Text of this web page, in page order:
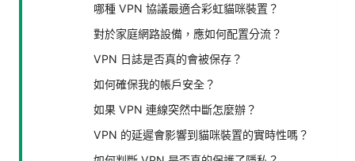
哪種 VPN 協議最適合彩虹貓咪裝置？
對於家庭網路設備，應如何配置分流？
VPN 日誌是否真的會被保存？
如何確保我的帳戶安全？
如果 VPN 連線突然中斷怎麼辦？
VPN 的延遲會影響到貓咪裝置的實時性嗎？